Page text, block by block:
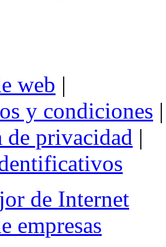
web |
y condiciones |
privacidad |
de Internet
empresas